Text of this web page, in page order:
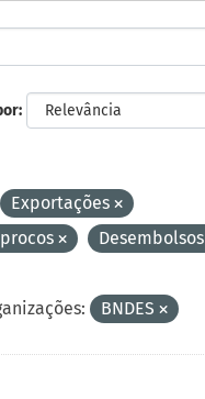
Exportações
Desembolsos
BNDES